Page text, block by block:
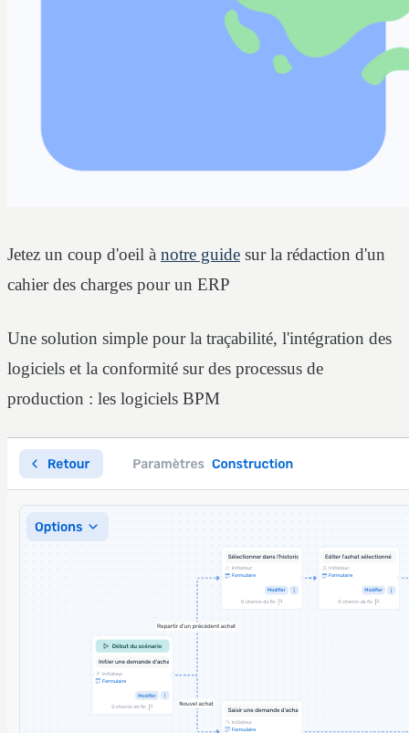
Jetez un coup d'oeil à notre guide sur la rédaction d'un
cahier des charges pour un ERP
Une solution simple pour la traçabilité, l'intégration des
logiciels et la conformité sur des processus de
production : les logiciels BPM